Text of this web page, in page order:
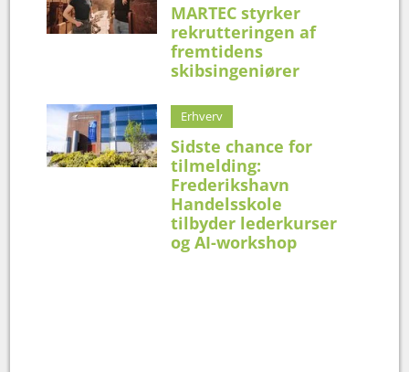
MARTEC styrker
rekrutteringen af
fremtidens
skibsingeniører
Erhverv
Sidste chance for
tilmelding:
Frederikshavn
Handelsskole
tilbyder lederkurser
og AI-workshop